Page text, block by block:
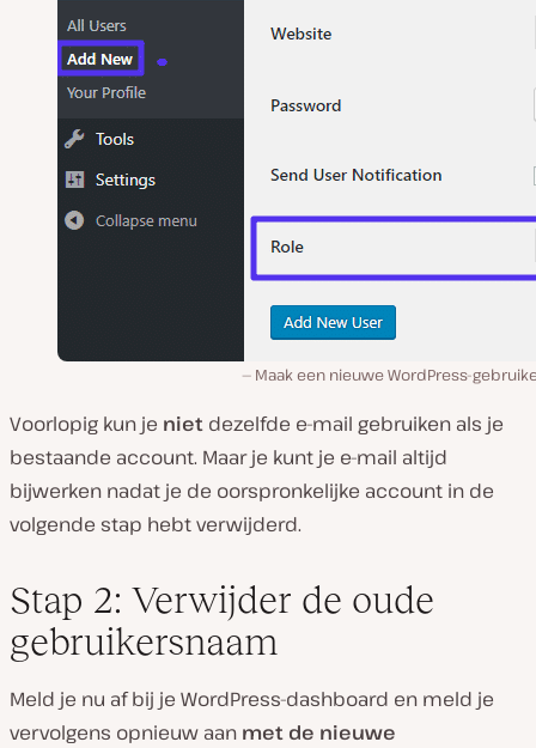
Maak een nieuwe WordPress-
Voorlopig kun je niet dezelfde e-mail gebruiken als je
bestaande account. Maar je kunt je e-mail altijd
bijwerken nadat je de oorspronkelijke account in de
volgende stap hebt verwijderd.
Stap 2: Verwijder de oude
gebruikersnaam
Meld je nu af bij je WordPress-dashboard en meld je
vervolgens opnieuw aan met de nieuwe